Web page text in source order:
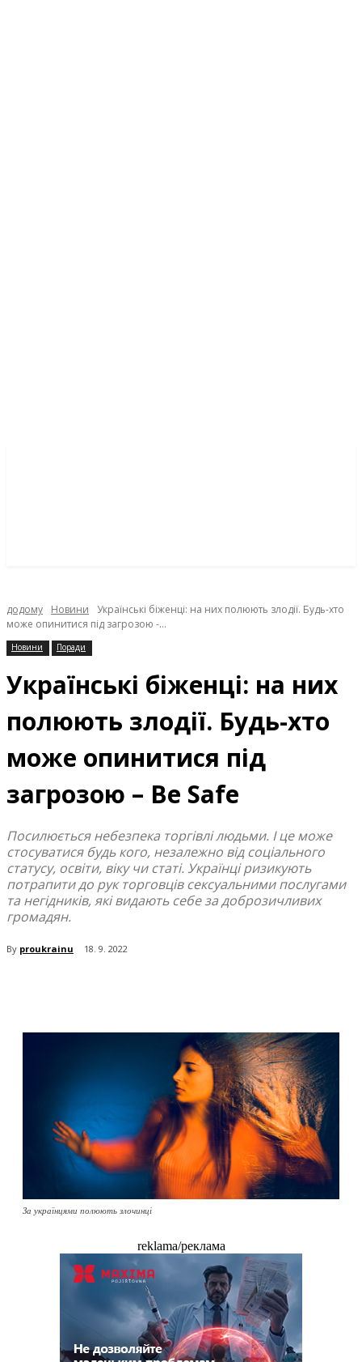
додому Новини
Українські біженці: на них полюють злодії. Будь-хто
може опинитися під загрозою -...
Новини Поради
Українські біженці: на них
полюють злодії. Будь-хто
може опинитися під
загрозою – Be Safe
Посилюється небезпека торгівлі людьми. І це може
стосуватися будь кого, незалежно від соціального
статусу, освіти, віку чи статі. Українці ризикують
потрапити до рук торговців сексуальними послугами
та негідників, які видають себе за доброзичливих
громадян.
By proukrainu 18. 9. 2022
За українцями полюють злочинці
reklama/реклама